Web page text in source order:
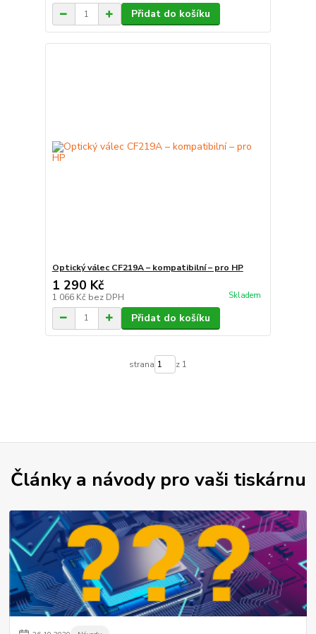
Přidat do košíku
Optický válec CF219A – kompatibilní – pro HP
1 290 Kč
1 066 Kč bez DPH Skladem
Přidat do košíku
strana z 1
Články a návody pro vaši tiskárnu